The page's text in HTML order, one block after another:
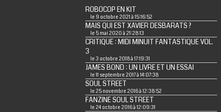
ROBOCOP EN KIT
le 9 octobre 2021 à 15:16:52
MAIS QUI EST XAVIER DESBARATS ?
le 5 mai 2020 à 21:28:13
CRITIQUE : MIDI MINUIT FANTASTIQUE VOL.
3
le 3 octobre 2018 à 17:19:31
JAMES BOND : UN LIVRE ET UN ESSAI
le 11 septembre 2017 à 14:07:38
SOUL STREET
le 25 novembre 2016 à 12:38:52
FANZINE SOUL STREET
le 24 octobre 2016 à 12:09:31